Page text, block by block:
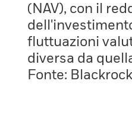
(NAV), con il
fluttuazioni
diversa da
Fonte: Blackrock